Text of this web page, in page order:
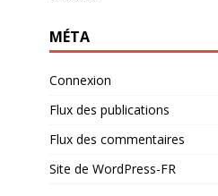
MÉTA
Connexion
Flux des publications
Flux des commentaires
Site de WordPress-FR